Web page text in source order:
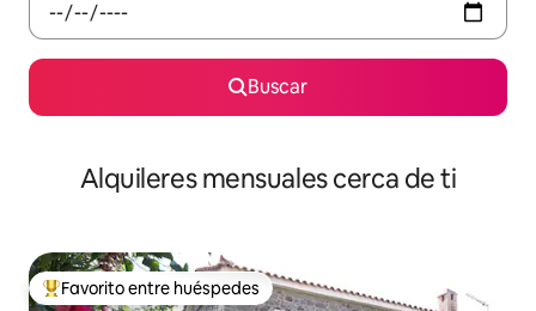
Buscar
Alquileres mensuales cerca de ti
Favorito entre huéspedes preferido
Favorito entre huéspedes